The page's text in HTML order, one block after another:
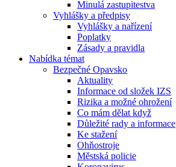
Minulá zastupitestva
Vyhlášky a předpisy
Vyhlášky a nařízení
Poplatky
Zásady a pravidla
Nabídka témat
Bezpečné Opavsko
Aktuality
Informace od složek IZS
Rizika a možné ohrožení
Co mám dělat když
Důležité rady a informace
Ke stažení
Ohňostroje
Městská policie